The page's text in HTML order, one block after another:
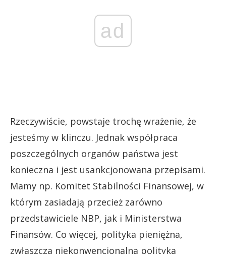
ad
Rzeczywiście, powstaje trochę wrażenie, że
jesteśmy w klinczu. Jednak współpraca
poszczególnych organów państwa jest
konieczna i jest usankcjonowana przepisami.
Mamy np. Komitet Stabilności Finansowej, w
którym zasiadają przecież zarówno
przedstawiciele NBP, jak i Ministerstwa
Finansów. Co więcej, polityka pieniężna,
zwłaszcza niekonwencjonalna polityka